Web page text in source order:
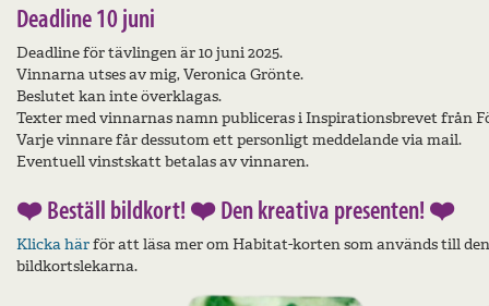
Deadline 10 juni
Deadline för tävlingen är 10 juni 2025.
Vinnarna utses av mig, Veronica Grönte.
Beslutet kan inte överklagas.
Texter med vinnarnas namn publiceras i Inspirationsbrevet från
Varje vinnare får dessutom ett personligt meddelande via mail.
Eventuell vinstskatt betalas av vinnaren.
❤️ Beställ bildkort! ❤️ Den kreativa presenten! ❤️
Klicka härför att läsa mer om Habitat-korten som används till
bildkortslekarna.